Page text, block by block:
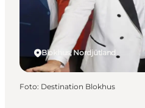
Blokhus, Nordjütland
Foto: Destination Blokhus